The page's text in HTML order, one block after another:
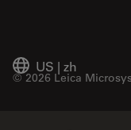
US | zh
© 2026 Leica